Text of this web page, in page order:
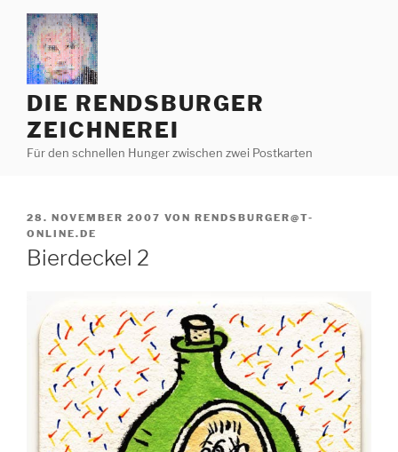
Zum
Inhalt
springen
DIE RENDSBURGER
ZEICHNEREI
Für den schnellen Hunger zwischen zwei Postkarten
VERÖFFENTLICHT
AM
28. NOVEMBER 2007 VON RENDSBURGER@T-
ONLINE.DE
Bierdeckel 2